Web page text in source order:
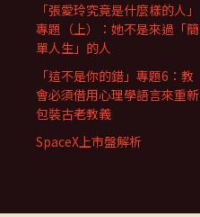
「張愛玲究竟是什麼樣的人」
專題（上）：她不是來過「簡
單人生」的人
「這不是你的錯」專題6：教
會必須借用心理學語言來重新
包裝古老教義
SpaceX上市盤解析